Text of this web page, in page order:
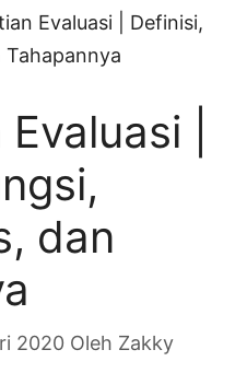
Evaluasi | Definisi,
Tahapannya
|
dan
2020 Oleh Zakky